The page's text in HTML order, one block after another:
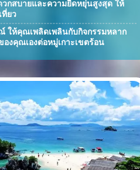
กสบายและความยืดหยุ่นสูงสุด ให้
ที่ยว
ให้คุณเพลิดเพลินกับกิจกรรมหลาก
งคุณเองต่อหมู่เกาะเขตร้อน